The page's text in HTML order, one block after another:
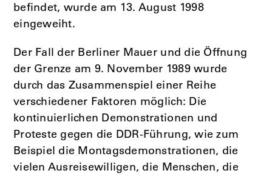
befindet, wurde am 13. August 1998
eingeweiht.
Der Fall der Berliner Mauer und die Öffnung
der Grenze am 9. November 1989 wurde
durch das Zusammenspiel einer Reihe
verschiedener Faktoren möglich: Die
kontinuierlichen Demonstrationen und
Proteste gegen die DDR-Führung, wie zum
Beispiel die Montagsdemonstrationen, die
vielen Ausreisewilligen, die Menschen, die